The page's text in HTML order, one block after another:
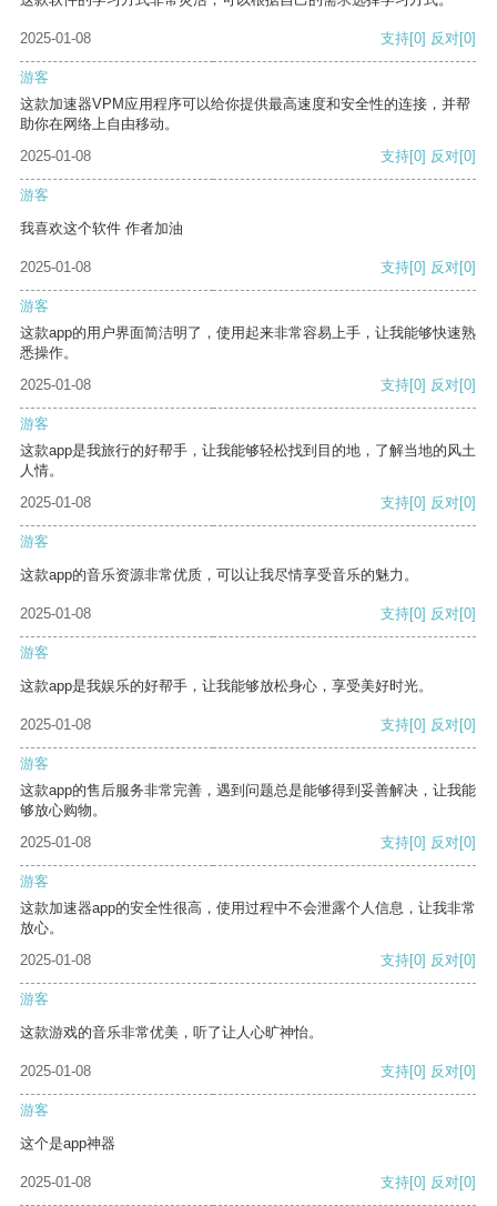
2025-01-08 支持[0] 反对[0]
游客
这款加速器VPM应用程序可以给你提供最高速度和安全性的连接，并帮
助你在网络上自由移动。
2025-01-08
支持[0] 反对[0]
游客
我喜欢这个软件 作者加油
2025-01-08 支持[0] 反对[0]
游客
这款app的用户界面简洁明了，使用起来非常容易上手，让我能够快速熟
悉操作。
2025-01-08
支持[0] 反对[0]
游客
这款app是我旅行的好帮手，让我能够轻松找到目的地，了解当地的风土
人情。
2025-01-08
支持[0] 反对[0]
游客
这款app的音乐资源非常优质，可以让我尽情享受音乐的魅力。
2025-01-08 支持[0] 反对[0]
游客
这款app是我娱乐的好帮手，让我能够放松身心，享受美好时光。
2025-01-08 支持[0] 反对[0]
游客
这款app的售后服务非常完善，遇到问题总是能够得到妥善解决，让我能
够放心购物。
2025-01-08
支持[0] 反对[0]
游客
这款加速器app的安全性很高，使用过程中不会泄露个人信息，让我非常
放心。
2025-01-08
支持[0] 反对[0]
游客
这款游戏的音乐非常优美，听了让人心旷神怡。
2025-01-08 支持[0] 反对[0]
游客
这个是app神器
2025-01-08 支持[0] 反对[0]